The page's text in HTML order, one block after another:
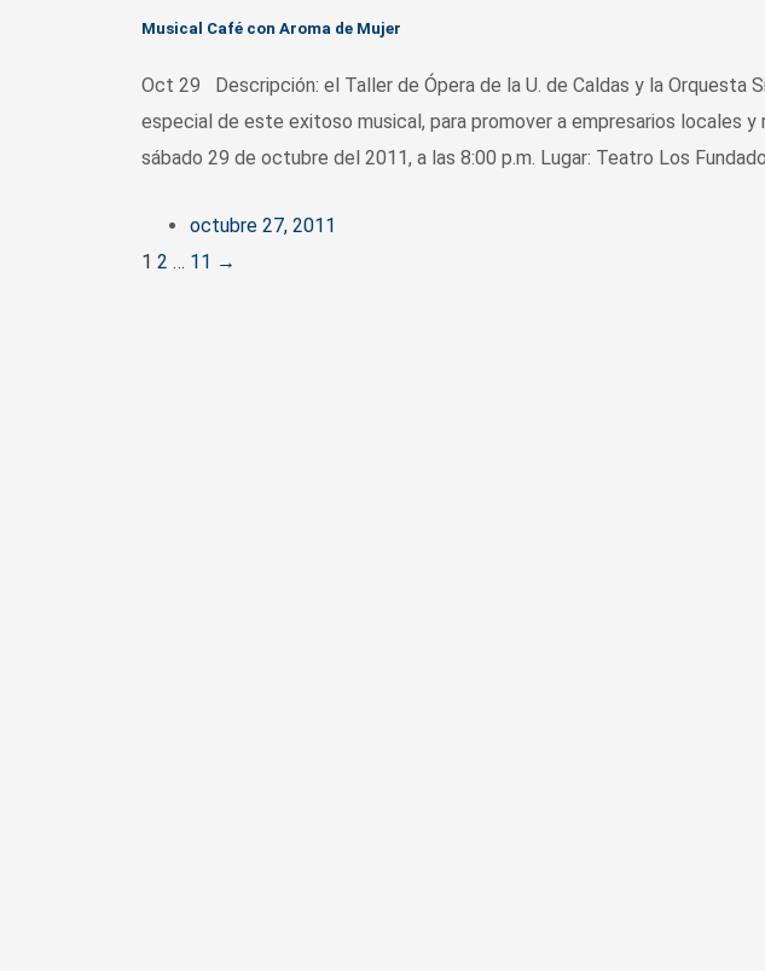
Musical Café con Aroma de Mujer
Oct 29 Descripción: el Taller de Ópera de la U. de Caldas y la Orquesta
especial de este exitoso musical, para promover a empresarios locales
sábado 29 de octubre del 2011, a las 8:00 p.m. Lugar: Teatro Los
octubre 27, 2011
Posts
1 2 … 11 →